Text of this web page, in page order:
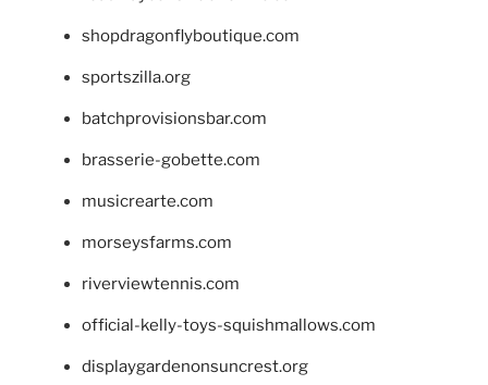
shopdragonflyboutique.com
sportszilla.org
batchprovisionsbar.com
brasserie-gobette.com
musicrearte.com
morseysfarms.com
riverviewtennis.com
official-kelly-toys-squishmallows.com
displaygardenonsuncrest.org